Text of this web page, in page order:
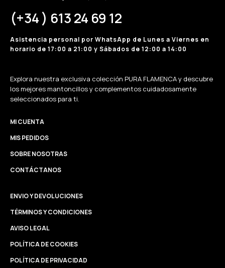
(+34 ) 613 24 69 12
Asistencia personal por WhatsApp de Lunes a Viernes en
horario de 17:00 a 21:00 y Sábados de 12:00 a 14:00
Explora nuestra exclusiva colección PURA FLAMENCA y descubre
los mejores mantoncillos y complementos cuidadosamente
seleccionados para ti.
MI CUENTA
MIS PEDIDOS
SOBRE NOSOTRAS
CONTÁCTANOS
ENVIO Y DEVOLUCIONES
TÉRMINOS Y CONDICIONES
AVISO LEGAL
POLÍTICA DE COOKIES
POLÍTICA DE PRIVACIDAD